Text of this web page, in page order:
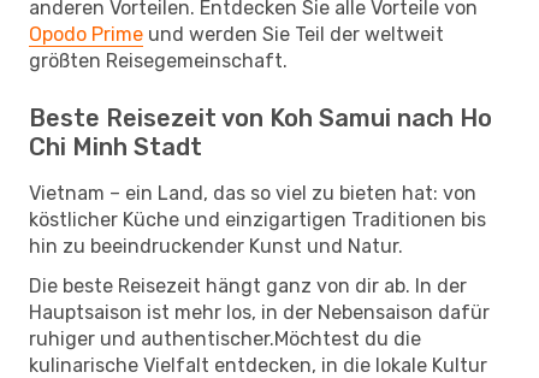
anderen Vorteilen. Entdecken Sie alle Vorteile von
Opodo Prime und werden Sie Teil der weltweit
größten Reisegemeinschaft.
Beste Reisezeit von Koh Samui nach Ho
Chi Minh Stadt
Vietnam – ein Land, das so viel zu bieten hat: von
köstlicher Küche und einzigartigen Traditionen bis
hin zu beeindruckender Kunst und Natur.
Die beste Reisezeit hängt ganz von dir ab. In der
Hauptsaison ist mehr los, in der Nebensaison dafür
ruhiger und authentischer.Möchtest du die
kulinarische Vielfalt entdecken, in die lokale Kultur